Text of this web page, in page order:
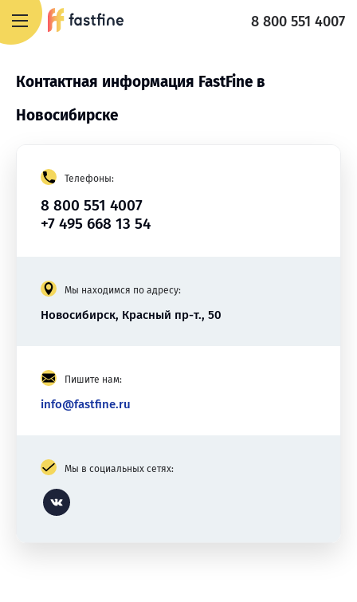
8 800 551 4007
Контактная информация FastFine в
Новосибирске
Телефоны:
8 800 551 4007
+7 495 668 13 54
Мы находимся по адресу:
Новосибирск, Красный пр-т., 50
Пишите нам:
info@fastfine.ru
Мы в социальных сетях:
Vk